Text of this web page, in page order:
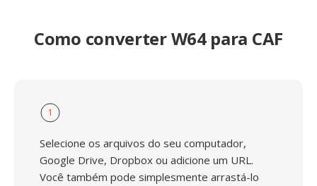
Como converter W64 para CAF
1
Selecione os arquivos do seu computador,
Google Drive, Dropbox ou adicione um URL.
Você também pode simplesmente arrastá-lo